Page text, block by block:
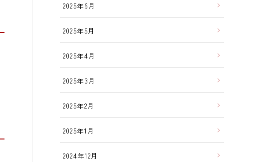
2025年6月
2025年5月
2025年4月
2025年3月
2025年2月
2025年1月
2024年12月